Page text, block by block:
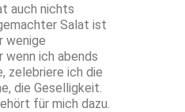
auch nichts
Salat ist
wenige
wenn ich abends
zelebriere ich die
die Geselligkeit.
für mich dazu.